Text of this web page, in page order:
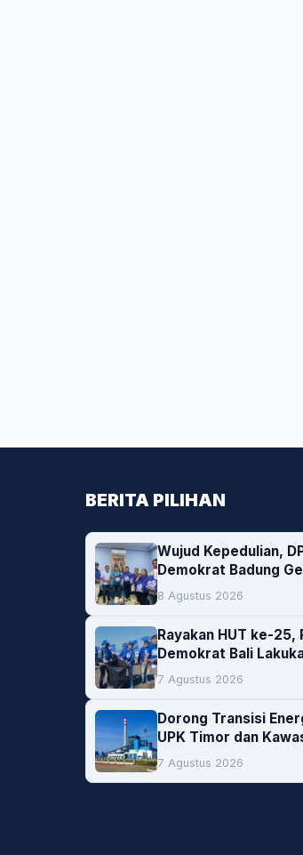
BERITA PILIHAN
Wujud Kepedulian,
Demokrat Badung
Donor Darah
8 Agustus 2026
Rayakan HUT ke-25,
Demokrat Bali
Pelestarian
7 Agustus 2026
Dorong Transisi
UPK Timor dan
Bolok Buka Peluang
Woodchip untuk
7 Agustus 2026